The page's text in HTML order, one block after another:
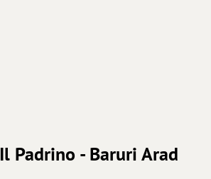
Il Padrino - Baruri Arad